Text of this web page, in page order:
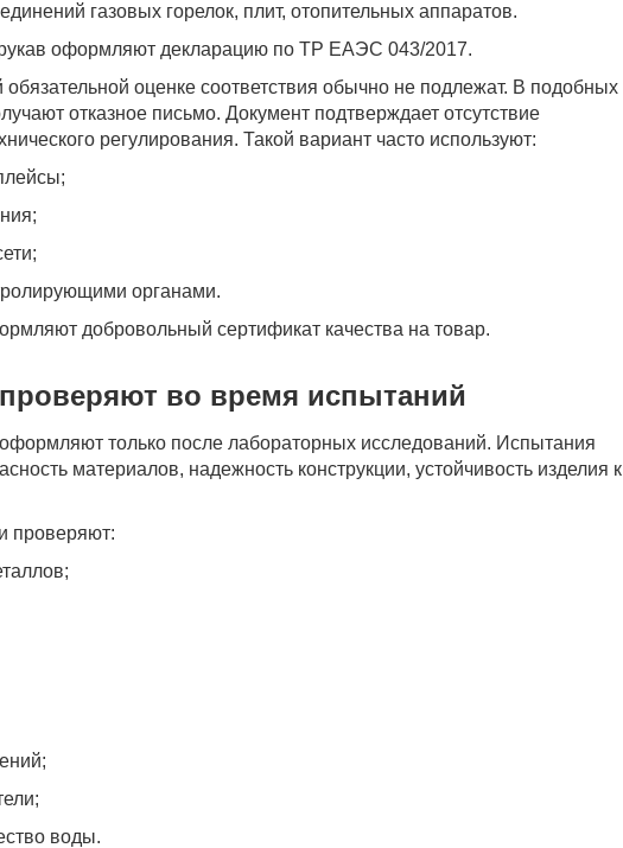
газовых горелок, плит, отопительных аппаратов.
оформляют декларацию по ТР ЕАЭС 043/2017.
оценке соответствия обычно не подлежат. В подобных
отказное письмо. Документ подтверждает отсутствие
регулирования. Такой вариант часто используют:
органами.
добровольный сертификат качества на товар.
проверяют во время испытаний
только после лабораторных исследований. Испытания
материалов, надежность конструкции, устойчивость изделия к
проверяют:
воды.